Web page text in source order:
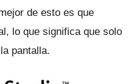
de esto es que
lo que significa que solo
pantalla.